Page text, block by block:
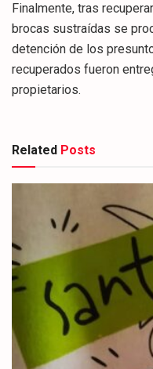
Finalmente, tras
brocas sustraídas se
detención de los
recuperados fueron
propietarios.
Related Posts